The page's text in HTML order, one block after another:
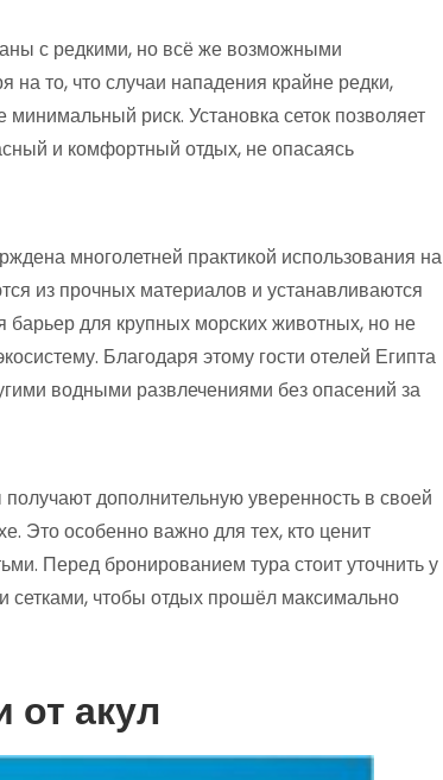
с редкими, но всё же возможными
то, что случаи нападения крайне редки,
риск. Установка сеток позволяет
и комфортный отдых, не опасаясь
многолетней практикой использования на
из прочных материалов и устанавливаются
барьер для крупных морских животных, но не
Благодаря этому гости отелей Египта
водными развлечениями без опасений за
дополнительную уверенность в своей
Это особенно важно для тех, кто ценит
Перед бронированием тура стоит уточнить у
чтобы отдых прошёл максимально
от акул